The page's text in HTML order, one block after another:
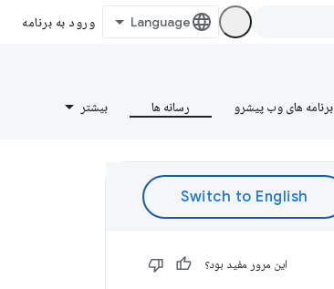
ورود به برنامه
برنامه های وب پیشرو رسانه ها بیشتر
این مرور مفید بود؟